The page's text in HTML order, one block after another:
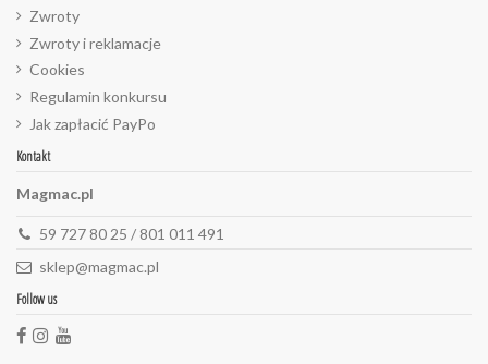
Zwroty
Zwroty i reklamacje
Cookies
Regulamin konkursu
Jak zapłacić PayPo
Kontakt
Magmac.pl
59 727 80 25 / 801 011 491
sklep@magmac.pl
Follow us